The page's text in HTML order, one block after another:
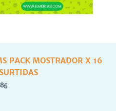
PACK MOSTRADOR X 16